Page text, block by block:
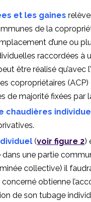
et les gaines
de la
d’une ou
raccordées à
être réalisé qu’avec
copropriétaires (ACP)
de majorité fixées par
chaudières
(voir figure 2)
dans une partie
collective) il
obtienne
de son tubage